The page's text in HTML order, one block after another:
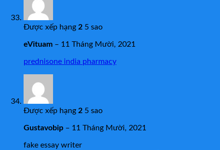
Được xếp hạng 2 5 sao
eVituam – 11 Tháng Mười, 2021
prednisone india pharmacy
Được xếp hạng 2 5 sao
Gustavobip – 11 Tháng Mười, 2021
fake essay writer